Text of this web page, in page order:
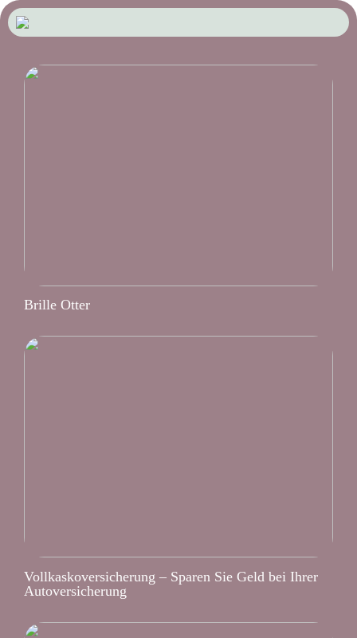
Brille Otter
Vollkaskoversicherung – Sparen Sie Geld bei Ihrer
Autoversicherung